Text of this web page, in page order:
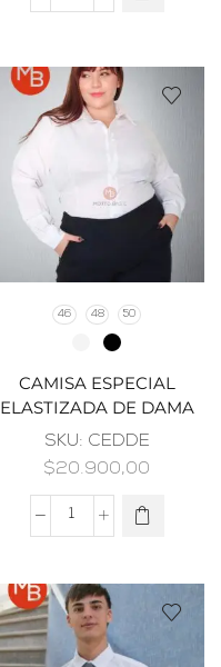
46 48 50
CAMISA ESPECIAL
ELASTIZADA DE DAMA
SKU: CEDDE
$20.900,00